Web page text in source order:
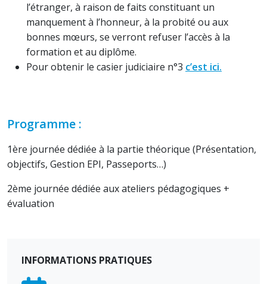
l’étranger, à raison de faits constituant un
manquement à l’honneur, à la probité ou aux
bonnes mœurs, se verront refuser l’accès à la
formation et au diplôme.
Pour obtenir le casier judiciaire n°3 c’est ici.
Programme :
1ère journée dédiée à la partie théorique (Présentation,
objectifs, Gestion EPI, Passeports…)
2ème journée dédiée aux ateliers pédagogiques +
évaluation
INFORMATIONS PRATIQUES